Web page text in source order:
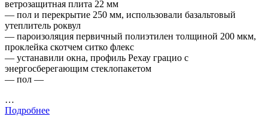
ветрозащитная плита 22 мм
— пол и перекрытие 250 мм, использовали базальтовый
утеплитель роквул
— пароизоляция первичный полиэтилен толщиной 200 мкм,
проклейка скотчем ситко флекс
— устанавили окна, профиль Рехау грацио с
энергосберегающим стеклопакетом
— пол —
…
Подробнее